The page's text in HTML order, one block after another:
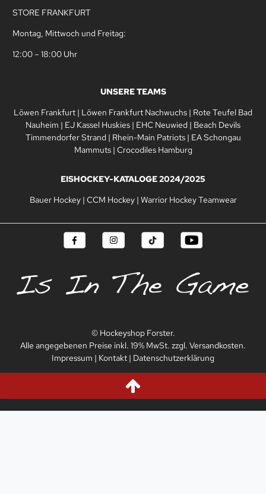
STORE FRANKFURT
Montag, Mittwoch und Freitag:
12:00 – 18:00 Uhr
UNSERE TEAMS
Löwen Frankfurt | Löwen Frankfurt Nachwuchs | Rote Teufel Bad
Nauheim | EJ Kassel Huskies | EHC Neuwied | Beach Devils
Timmendorfer Strand | Rhein-Main Patriots| EA Schongau
Mammuts| Crocodiles Hamburg
EISHOCKEY-KATALOGE 2024/2025
Bauer Hockey| CCM Hockey| Warrior Hockey Teamwear
© Hockeyshop Forster.
Alle angegebenen Preise inkl. 19% MwSt. zzgl. Versandkosten.
Impressum | Kontakt | Datenschutzerklärung